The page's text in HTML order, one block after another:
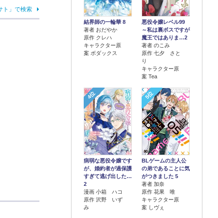
結界師の一輪華 8
著者 おだやか
原作 クレハ
キャラクター原
案 ボダックス
悪役令嬢レベル99
～私は裏ボスですが
魔王ではありま…2
著者 のこみ
原作 七夕 さと
り
キャラクター原
案 Tea
4位
病弱な悪役令嬢です
が、婚約者が過保護
すぎて逃げ出した…
2
漫画 小箱 ハコ
原作 沢野 いず
み
5位
BLゲームの主人公
の弟であることに気
がつきました 5
著者 加奈
原作 花果 唯
キャラクター原
案 しヴぇ
ト」で検索